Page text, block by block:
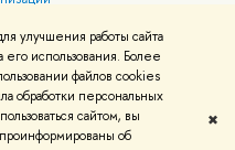
улучшения работы сайта
использования. Более
файлов cookies
обработки персональных
сайтом, вы
об
✖
здоровья